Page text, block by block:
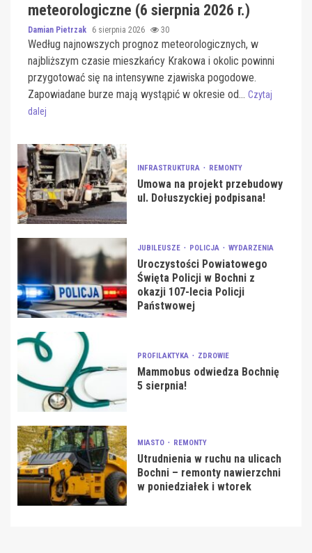
meteorologiczne (6 sierpnia 2026 r.)
Damian Pietrzak 6 sierpnia 2026 30
Według najnowszych prognoz meteorologicznych, w
najbliższym czasie mieszkańcy Krakowa i okolic powinni
przygotować się na intensywne zjawiska pogodowe.
Zapowiadane burze mają wystąpić w okresie od... Czytaj
dalej
INFRASTRUKTURA REMONTY
Umowa na projekt przebudowy
ul. Dołuszyckiej podpisana!
JUBILEUSZE POLICJA WYDARZENIA
Uroczystości Powiatowego
Święta Policji w Bochni z
okazji 107-lecia Policji
Państwowej
PROFILAKTYKA ZDROWIE
Mammobus odwiedza Bochnię
5 sierpnia!
MIASTO REMONTY
Utrudnienia w ruchu na ulicach
Bochni – remonty nawierzchni
w poniedziałek i wtorek